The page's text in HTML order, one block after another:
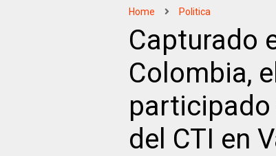
Home Politica
Capturado
Colombia,
participado
del CTI en